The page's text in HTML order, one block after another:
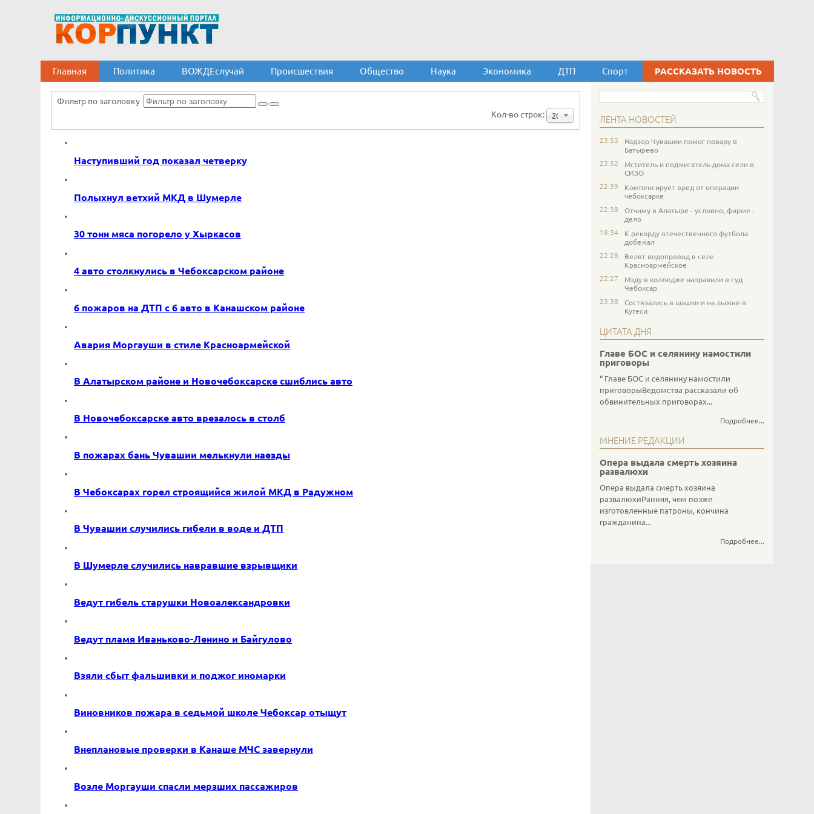
Главная Политика ВОЖДЕслучай Происшествия Общество Наука Экономика ДТП Спорт РАССКАЗАТЬ НОВОСТЬ
Фильтр по заголовку
Кол-во строк:
20
Наступивший год показал четверку
Полыхнул ветхий МКД в Шумерле
30 тонн мяса погорело у Хыркасов
4 авто столкнулись в Чебоксарском районе
6 пожаров на ДТП с 6 авто в Канашском районе
Авария Моргауши в стиле Красноармейской
В Алатырском районе и Новочебоксарске сшиблись авто
В Новочебоксарске авто врезалось в столб
В пожарах бань Чувашии мелькнули наезды
В Чебоксарах горел строящийся жилой МКД в Радужном
В Чувашии случились гибели в воде и ДТП
В Шумерле случились навравшие взрывщики
Ведут гибель старушки Новоалександровки
Ведут пламя Иваньково-Ленино и Байгулово
Взяли сбыт фальшивки и поджог иномарки
Виновников пожара в седьмой школе Чебоксар отыщут
Внеплановые проверки в Канаше МЧС завернули
Возле Моргауши спасли мерзших пассажиров
ЛЕНТА НОВОСТЕЙ
23:53
Надзор Чувашии помог повару в
Батырево
23:52
Мститель и поджигатель дома сели в
СИЗО
22:39
Компенсирует вред от операции
чебоксарке
22:38
Отчиму в Алатыре - условно, фирме -
дело
18:34
К рекорду отечественного футбола
добежал
22:28
Велят водопровод в селе
Красноармейское
22:27
Мзду в колледже направили в суд
Чебоксар
23:38
Состязались в шашки и на лыжне в
Кугеси
ЦИТАТА ДНЯ
Главе БОС и селянину намостили
приговоры
Главе БОС и селянину намостили
приговорыВедомства рассказали об
обвинительных приговорах...
Подробнее...
МНЕНИЕ РЕДАКЦИИ
Опера выдала смерть хозяина
развалюхи
Опера выдала смерть хозяина
развалюхиРанняя, чем позже
изготовленные патроны, кончина
гражданина...
Подробнее...